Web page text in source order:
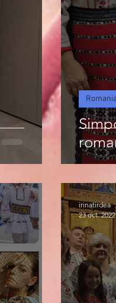
Romania
irinatirdea
23 oct. 2022